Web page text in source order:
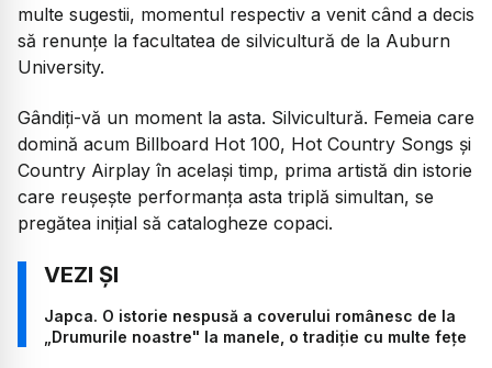
multe sugestii, momentul respectiv a venit când a decis
să renunțe la facultatea de silvicultură de la Auburn
University.
Gândiți-vă un moment la asta. Silvicultură. Femeia care
domină acum Billboard Hot 100, Hot Country Songs și
Country Airplay în același timp, prima artistă din istorie
care reușește performanța asta triplă simultan, se
pregătea inițial să catalogheze copaci.
Japca. O istorie nespusă a coverului românesc de la
„Drumurile noastre" la manele, o tradiție cu multe fețe